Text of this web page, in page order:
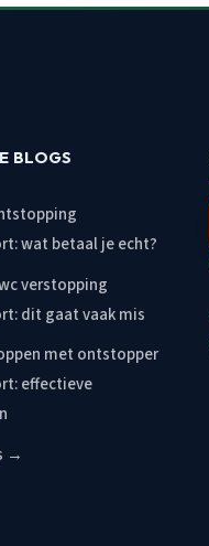
BLOGS
wat betaal je echt?
verstopping
dit gaat vaak mis
met ontstopper
effectieve
→